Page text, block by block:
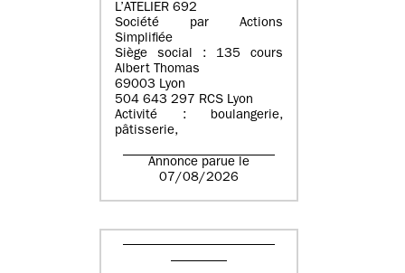
L’ATELIER 692
Société par Actions
Simplifiée
Siège social : 135 cours
Albert Thomas
69003 Lyon
504 643 297 RCS Lyon
Activité : boulangerie,
pâtisserie,
Annonce parue le
07/08/2026